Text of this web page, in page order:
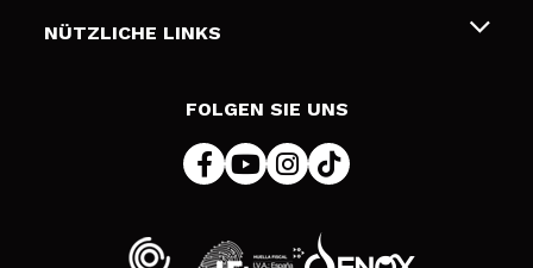
Zahlung
Bedingungen und Datenschutz
NÜTZLICHE LINKS
FOLGEN SIE UNS